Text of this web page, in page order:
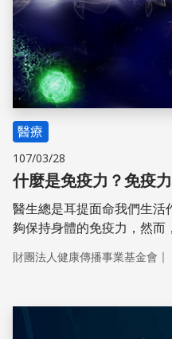
醫療
107/03/28
什麼是免疫力？免疫
醫生總是耳提面命我們生活
夠保持身體的免疫力，然而
財團法人健康傳播事業基金會 ｜